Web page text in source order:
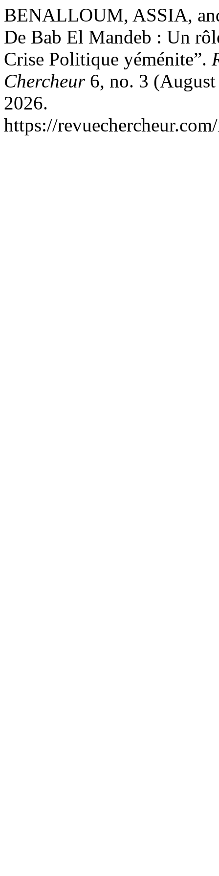
BENALLOUM, ASSIA,
De Bab El Mandeb : Un
Crise Politique yéménite”.
Chercheur 6, no. 3
2026.
https://